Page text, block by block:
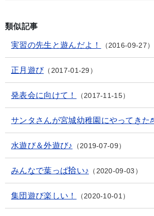
類似記事
実習の先生と遊んだよ！ 2016-09-27
正月遊び 2017-01-29
発表会に向けて！ 2017-11-15
サンタさんが宮城幼稚園にやってきた♬
水遊び＆外遊び♪ 2019-07-09
みんなで葉っぱ拾い♪ 2020-09-03
集団遊び楽しい！ 2020-10-01